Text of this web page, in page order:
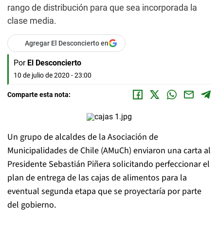
rango de distribución para que sea incorporada la
clase media.
Agregar El Desconcierto en
Por El Desconcierto
10 de julio de 2020 - 23:00
Comparte esta nota:
Un grupo de alcaldes de la Asociación de
Municipalidades de Chile (AMuCh) enviaron una carta al
Presidente Sebastián Piñera solicitando perfeccionar el
plan de entrega de las cajas de alimentos para la
eventual segunda etapa que se proyectaría por parte
del gobierno.